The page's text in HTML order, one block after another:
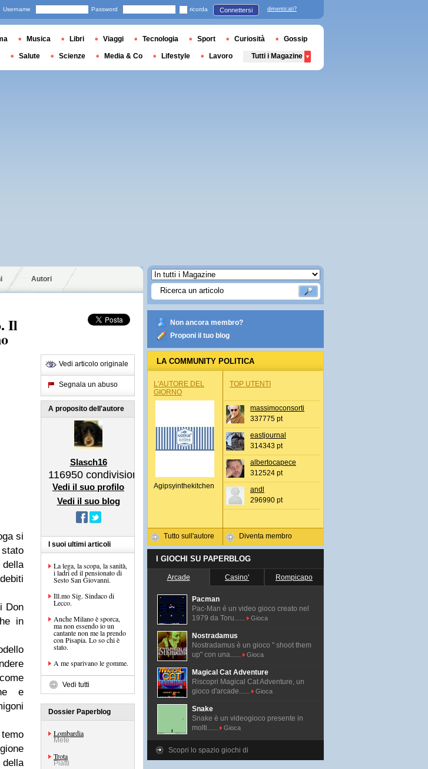
Autori
Il
si
Don
in
e
Vedi articolo originale
Segnala un abuso
A proposito dell'autore
Slasch16
116950 condivisioni
Vedi il suo profilo
Vedi il suo blog
I suoi ultimi articoli
La lega, la scopa, la sanità,
i ladri ed il pensionato di
Sesto San Giovanni.
Ill.mo Sig. Sindaco di
Lecco.
Anche Milano è sporca,
ma non essendo io un
cantante non me la prendo
con Pisapia. Lo so chi è
stato.
A me sparivano le gomme.
Vedi tutti
Dossier Paperblog
Lombardia
Mete
Trota
Piatti
Non ancora membro?
Proponi il tuo blog
LA COMMUNITY POLITICA
L'AUTORE DEL
GIORNO
Agipsyinthekitchen
Tutto sull'autore
TOP UTENTI
massimoconsorti
337775 pt
eastjournal
314343 pt
albertocapece
312524 pt
andl
296990 pt
Diventa membro
I GIOCHI SU PAPERBLOG
Arcade Casino' Rompicapo
Pacman
Pac-Man é un video gioco creato nel
1979 da Toru......
Gioca
Nostradamus
Nostradamus è un gioco " shoot them
up" con una......
Gioca
Magical Cat Adventure
Riscopri Magical Cat Adventure, un
gioco d'arcade......
Gioca
Snake
Snake è un videogioco presente in
molti......
Gioca
Scopri lo spazio giochi di
Username Password ricorda Connettersi dimenticati?
Musica Libri Viaggi Tecnologia Sport Curiosità Gossip
Salute Scienze Media & Co Lifestyle Lavoro Tutti i Magazine